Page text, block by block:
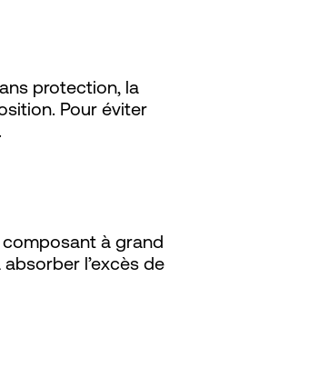
protection, la
Pour éviter
à grand
l’excès de